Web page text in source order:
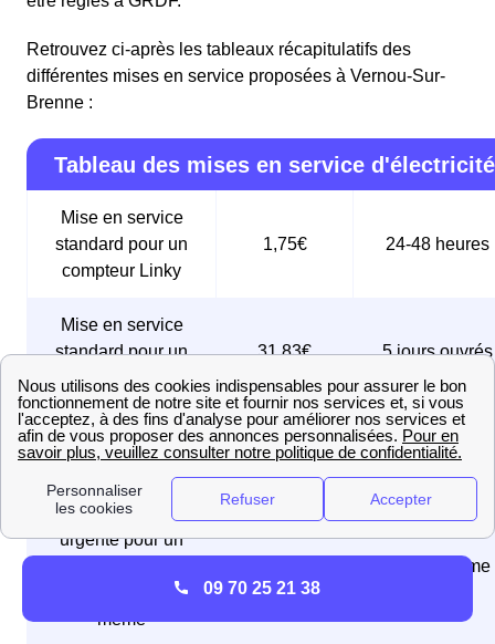
Retrouvez ci-après les tableaux récapitulatifs des
différentes mises en service proposées à Vernou-Sur-
Brenne :
Tableau des mises en service d'électricité
Mise en service
standard pour un
compteur Linky
1,75€ 24-48 heures
Mise en service
standard pour un
ancien compteur
31,83€ 5 jours ouvrés
Mise en service
express
74,83€
sous 24 à 48
heures
Mise en service
urgente pour un
réalisée le jour
même
Le jour même
09 70 25 21 38